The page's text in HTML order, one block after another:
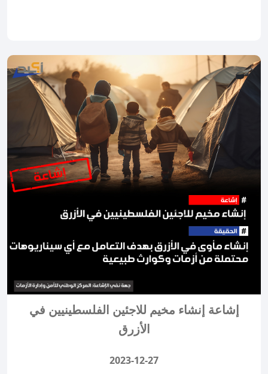
إشاعة إنشاء مخيم للاجئين الفلسطينيين في
الأزرق
2023-12-27